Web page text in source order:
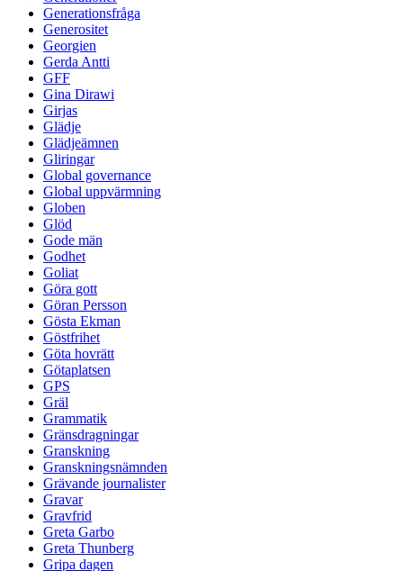
Generationsfråga
Generositet
Georgien
Gerda Antti
GFF
Gina Dirawi
Girjas
Glädje
Glädjeämnen
Gliringar
Global governance
Global uppvärmning
Globen
Glöd
Gode män
Godhet
Goliat
Göra gott
Göran Persson
Gösta Ekman
Göstfrihet
Göta hovrätt
Götaplatsen
GPS
Gräl
Grammatik
Gränsdragningar
Granskning
Granskningsnämnden
Grävande journalister
Gravar
Gravfrid
Greta Garbo
Greta Thunberg
Gripa dagen